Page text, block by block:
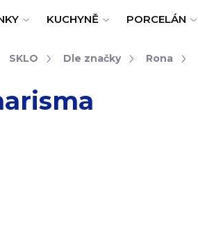
KUCHYNĚ PORCELÁN
SKLO Dle značky Rona